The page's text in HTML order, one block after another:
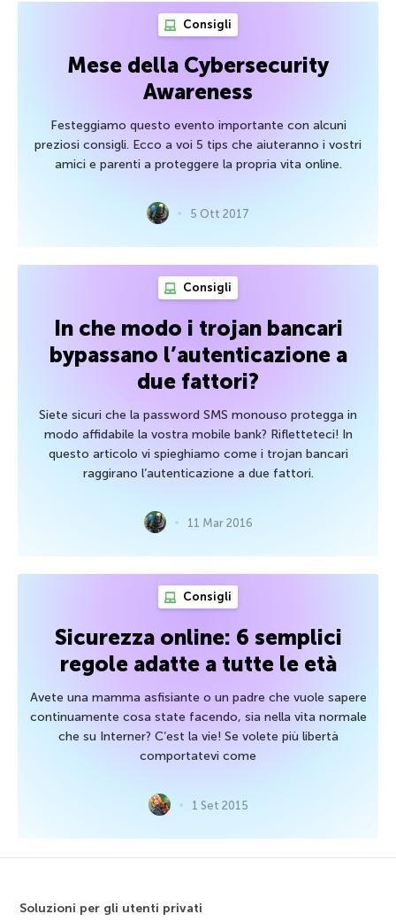
Consigli
Mese della Cybersecurity
Awareness
Festeggiamo questo evento importante con alcuni
preziosi consigli. Ecco a voi 5 tips che aiuteranno i vostri
amici e parenti a proteggere la propria vita online.
5 Ott 2017
Consigli
In che modo i trojan bancari
bypassano l’autenticazione a
due fattori?
Siete sicuri che la password SMS monouso protegga in
modo affidabile la vostra mobile bank? Rifletteteci! In
questo articolo vi spieghiamo come i trojan bancari
raggirano l’autenticazione a due fattori.
11 Mar 2016
Consigli
Sicurezza online: 6 semplici
regole adatte a tutte le età
Avete una mamma asfisiante o un padre che vuole sapere
continuamente cosa state facendo, sia nella vita normale
che su Interner? C’est la vie! Se volete più libertà
comportatevi come
1 Set 2015
Soluzioni per gli utenti privati